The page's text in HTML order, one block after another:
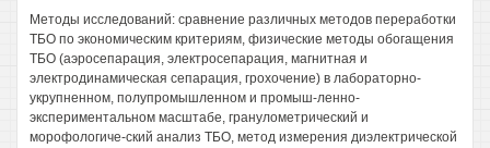
Методы исследований: сравнение различных методов переработки
ТБО по экономическим критериям, физические методы обогащения
ТБО (аэросепарация, электросепарация, магнитная и
электродинамическая сепарация, грохочение) в лабораторно-
укрупненном, полупромышленном и промыш-ленно-
экспериментальном масштабе, гранулометрический и
морофологиче-ский анализ ТБО, метод измерения диэлектрической